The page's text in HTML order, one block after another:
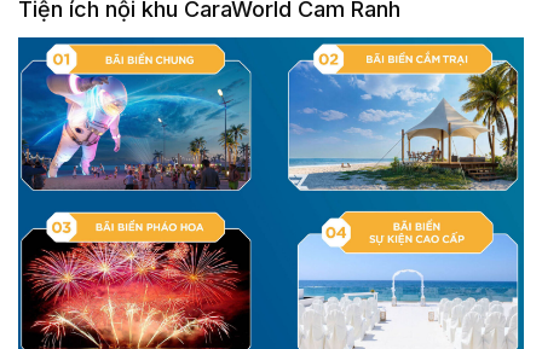
Tiện ích nội khu CaraWorld Cam Ranh